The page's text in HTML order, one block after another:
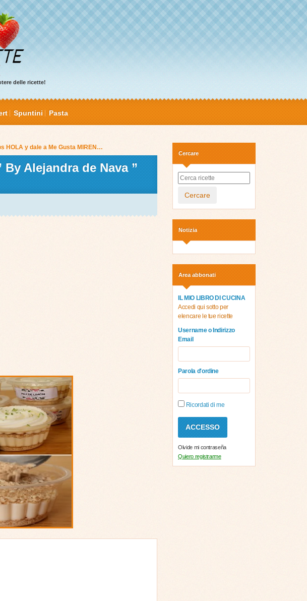
delle ricette!
Spuntini Pasta
HOLA y dale a Me Gusta MIREN…
By Alejandra de Nava ”
Cercare
Cercare
Notizia
Area abbonati
IL MIO LIBRO DI CUCINA
Accedi qui sotto per
elencare le tue ricette
Username o Indirizzo
Email
Parola d'ordine
Ricordati di me
Olvide mi contraseña
Quiero registrarme